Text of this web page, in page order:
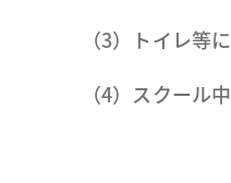
（3）トイレ等
（4）スクール